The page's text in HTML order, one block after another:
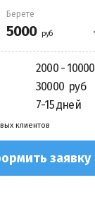
Берете
2000 - 10000
30000
7-15 дней
клиентов
заявку